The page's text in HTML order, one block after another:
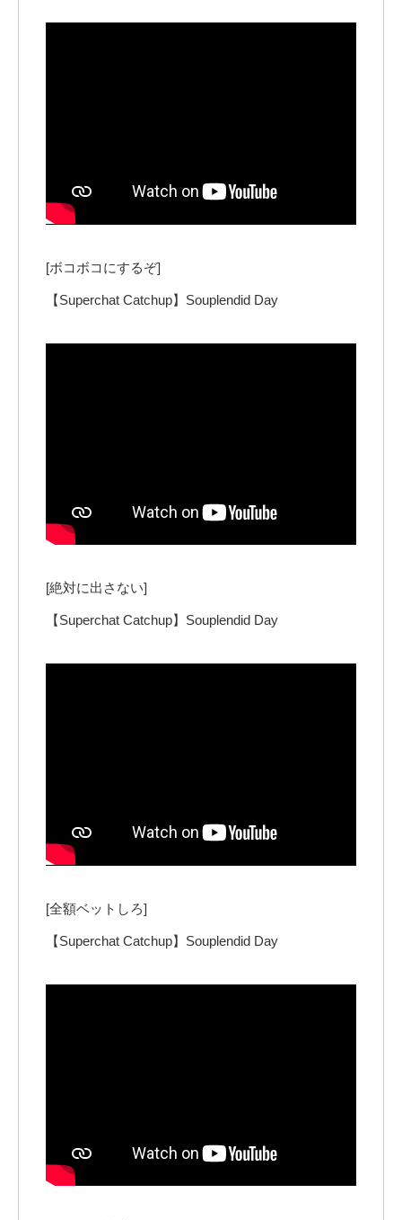
[ボコボコにするぞ]
【Superchat Catchup】Souplendid Day
[絶対に出さない]
【Superchat Catchup】Souplendid Day
[全額ベットしろ]
【Superchat Catchup】Souplendid Day